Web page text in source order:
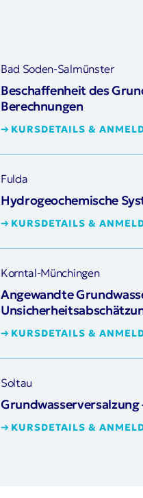
Bad Soden-Salmünster
Beschaffenheit des
Berechnungen
KURSDETAILS &
Fulda
Hydrogeochemische
KURSDETAILS &
Korntal-Münchingen
Angewandte
KURSDETAILS &
Soltau
KURSDETAILS &